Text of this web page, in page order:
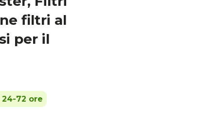
filtri al
per il
72 ore